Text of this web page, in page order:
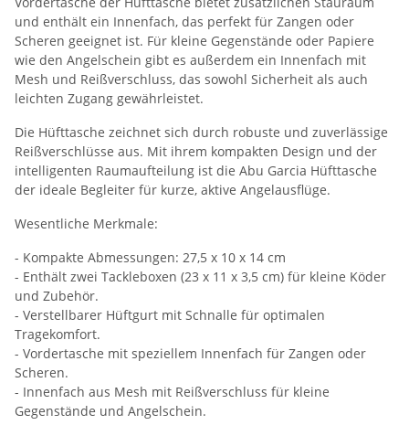
und enthält ein Innenfach, das perfekt für Zangen oder
Scheren geeignet ist. Für kleine Gegenstände oder Papiere
wie den Angelschein gibt es außerdem ein Innenfach mit
Mesh und Reißverschluss, das sowohl Sicherheit als auch
leichten Zugang gewährleistet.
Die Hüfttasche zeichnet sich durch robuste und zuverlässige
Reißverschlüsse aus. Mit ihrem kompakten Design und der
intelligenten Raumaufteilung ist die Abu Garcia Hüfttasche
der ideale Begleiter für kurze, aktive Angelausflüge.
Wesentliche Merkmale:
- Kompakte Abmessungen: 27,5 x 10 x 14 cm
- Enthält zwei Tackleboxen (23 x 11 x 3,5 cm) für kleine Köder
und Zubehör.
- Verstellbarer Hüftgurt mit Schnalle für optimalen
Tragekomfort.
- Vordertasche mit speziellem Innenfach für Zangen oder
Scheren.
- Innenfach aus Mesh mit Reißverschluss für kleine
Gegenstände und Angelschein.